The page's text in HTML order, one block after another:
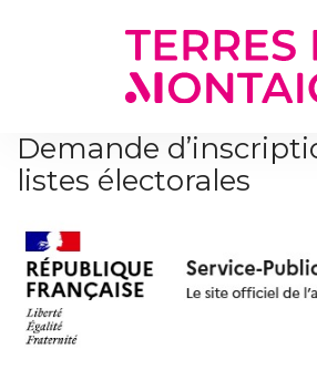
Demande
listes électorales